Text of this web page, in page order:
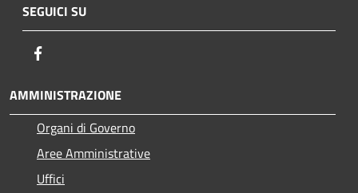
SEGUICI SU
AMMINISTRAZIONE
Organi di Governo
Aree Amministrative
Uffici